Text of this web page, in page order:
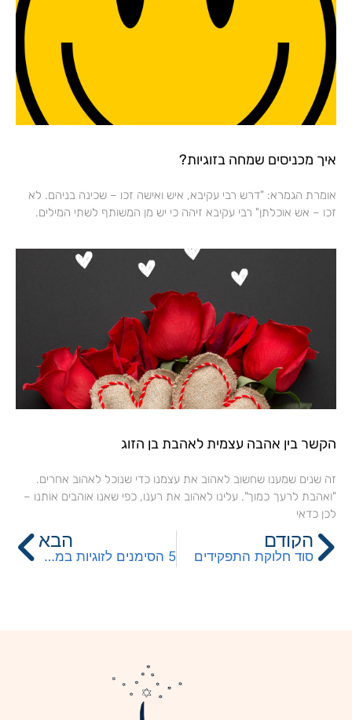
איך מכניסים שמחה בזוגיות?
אומרת הגמרא: "דרש רבי עקיבא, איש ואישה זכו – שכינה בניהם. לא
זכו – אש אוכלתן" רבי עקיבא זיהה כי יש מן המשותף לשתי המילים.
הקשר בין אהבה עצמית לאהבת בן הזוג
זה שנים שמענו שחשוב לאהוב את עצמנו כדי שנוכל לאהוב אחרים.
"ואהבת לרעך כמוך". עלינו לאהוב את רענו, כפי שאנו אוהבים אותנו –
לכן כדאי
קודם
הקודם
סוד חלוקת התפקידים
הבא
5 הסימנים לזוגיות במשבר והדרך לפתרון